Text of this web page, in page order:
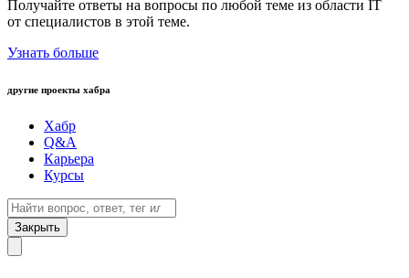
Получайте ответы на вопросы по любой теме из области IT
от специалистов в этой теме.
Узнать больше
другие проекты хабра
Хабр
Q&A
Карьера
Курсы
Закрыть